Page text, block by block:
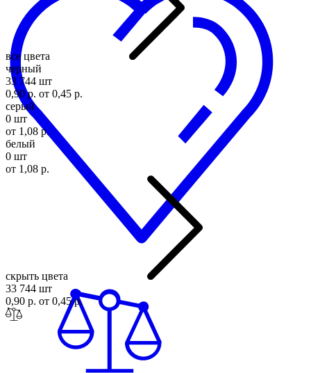
все цвета
черный
33 744 шт
0,90 р. от 0,45 р.
серый
0 шт
от 1,08 р.
белый
0 шт
от 1,08 р.
скрыть цвета
33 744 шт
0,90 р. от 0,45 р.